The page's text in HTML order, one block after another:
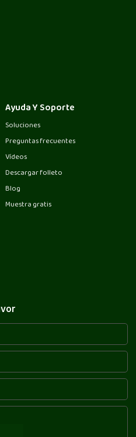
Ayuda Y Soporte
Soluciones
Preguntas frecuentes
Vídeos
Descargar folleto
Blog
Muestra gratis